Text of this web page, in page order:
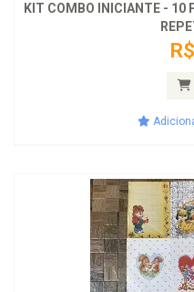
KIT COMBO INICIANTE - 10